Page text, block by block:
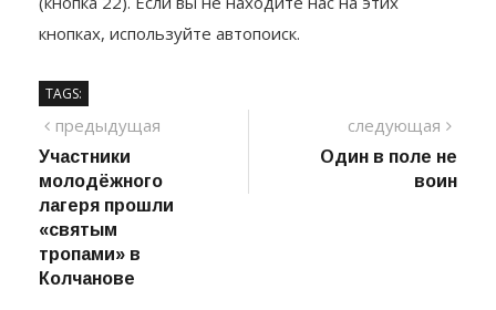
(кнопка 811) и провайдера «Волхов-Онлайн»
(кнопка 22). Если вы не находите нас на этих
кнопках, используйте автопоиск.
TAGS:
Навигация
по
записям
предыдущая
Участники
молодёжного
лагеря прошли
«святым
следующая